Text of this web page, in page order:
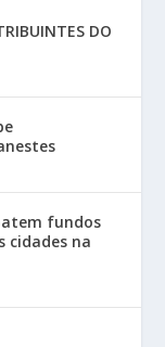
DO
fundos
cidades na